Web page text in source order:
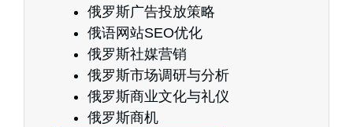
俄罗斯广告投放策略
俄语网站SEO优化
俄罗斯社媒营销
俄罗斯市场调研与分析
俄罗斯商业文化与礼仪
俄罗斯商机